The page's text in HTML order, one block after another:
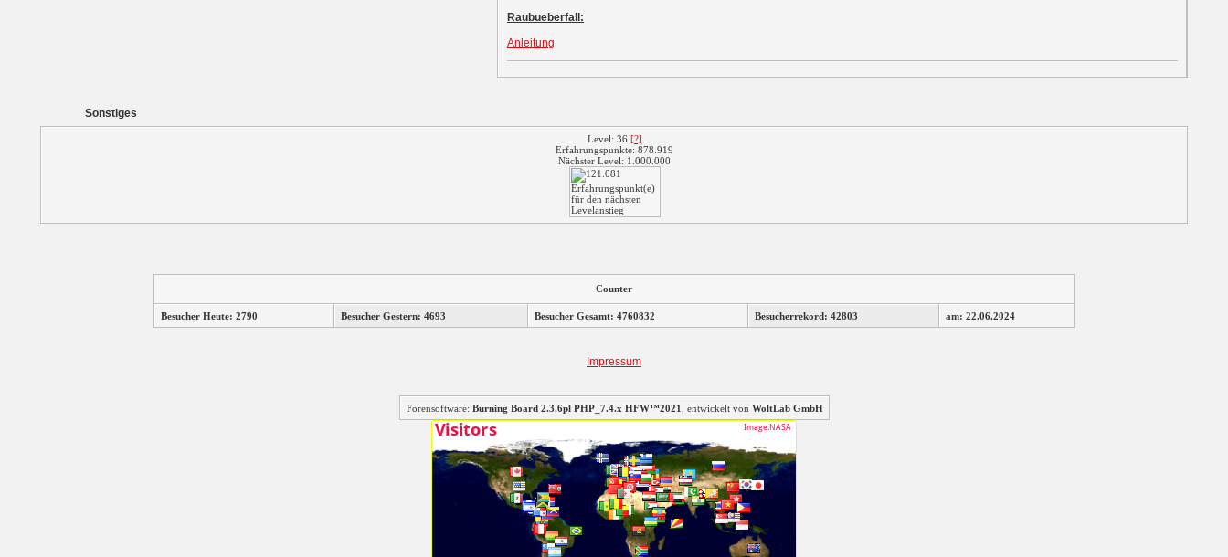
Raubueberfall:
Anleitung
Sonstiges
Level: 36 [?]
Erfahrungspunkte: 878.919
Nächster Level: 1.000.000
Counter
Besucher Heute: 2790 Besucher Gestern: 4693 Besucher Gesamt: 4760832 Besucherrekord: 42803 am: 22.06.2024
Impressum
Forensoftware: Burning Board 2.3.6pl PHP_7.4.x HFW™2021 , entwickelt von WoltLab GmbH